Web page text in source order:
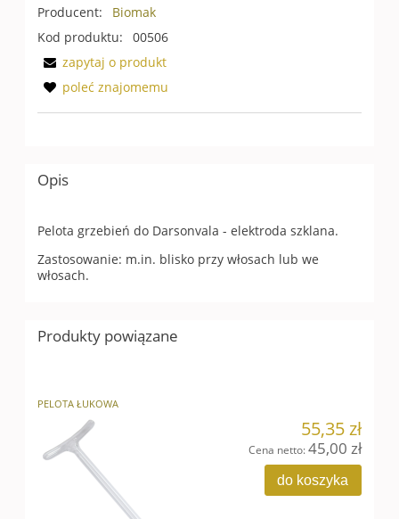
Producent:
Biomak
Kod produktu:
00506
zapytaj o produkt
poleć znajomemu
Opis
Pelota grzebień do Darsonvala - elektroda szklana.
Zastosowanie: m.in. blisko przy włosach lub we
włosach.
Produkty powiązane
PELOTA ŁUKOWA
55,35 zł
Cena netto:45,00 zł
do koszyka